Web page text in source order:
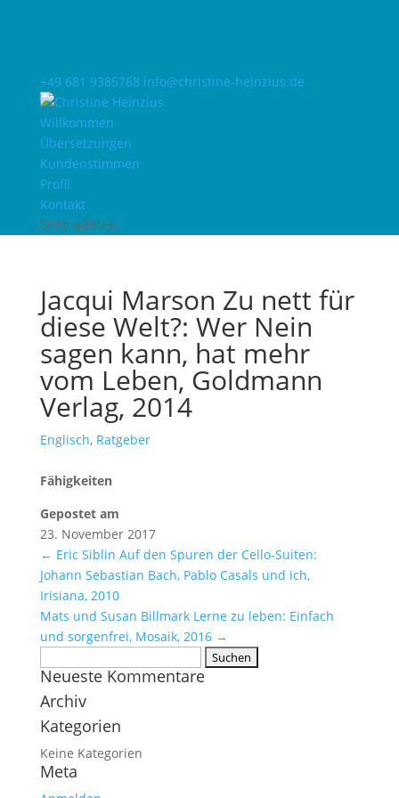
+49 681 9385768 info@christine-heinzius.de
Willkommen
Übersetzungen
Kundenstimmen
Profil
Kontakt
Seite wählen
Jacqui Marson Zu nett für
diese Welt?: Wer Nein
sagen kann, hat mehr
vom Leben, Goldmann
Verlag, 2014
Englisch, Ratgeber
Fähigkeiten
Gepostet am
23. November 2017
← Eric Siblin Auf den Spuren der Cello-Suiten:
Johann Sebastian Bach, Pablo Casals und ich,
Irisiana, 2010
Mats und Susan Billmark Lerne zu leben: Einfach
und sorgenfrei, Mosaik, 2016 →
nach:
Neueste Kommentare
Archiv
Kategorien
Keine Kategorien
Meta